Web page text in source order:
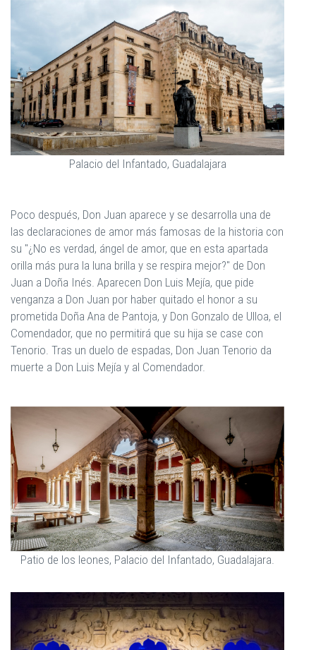
Palacio del Infantado, Guadalajara
Poco después, Don Juan aparece y se desarrolla una de
las declaraciones de amor más famosas de la historia con
su "¿No es verdad, ángel de amor, que en esta apartada
orilla más pura la luna brilla y se respira mejor?" de Don
Juan a Doña Inés. Aparecen Don Luis Mejía, que pide
venganza a Don Juan por haber quitado el honor a su
prometida Doña Ana de Pantoja, y Don Gonzalo de Ulloa, el
Comendador, que no permitirá que su hija se case con
Tenorio. Tras un duelo de espadas, Don Juan Tenorio da
muerte a Don Luis Mejía y al Comendador.
Patio de los leones, Palacio del Infantado, Guadalajara.